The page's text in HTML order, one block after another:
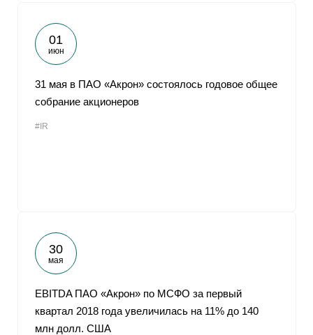
01
июн
31 мая в ПАО «Акрон» состоялось годовое общее
собрание акционеров
#IR
30
мая
EBITDA ПАО «Акрон» по МСФО за первый
квартал 2018 года увеличилась на 11% до 140
млн долл. США